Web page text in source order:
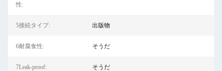
性:
5接続タイプ: 出版物
6耐腐食性: そうだ
7Leak-proof: そうだ